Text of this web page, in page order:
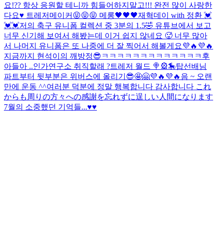
요!?? 항상 응원할 테니까 힘들어하지말고!!! 완전 많이 사랑한
다요♥️ 트레저메이커😝😝😝 메롱🖤🖤🖤재혁데이 with 정환 💓
💓💓저의 축구 유니폼 컬렉션 중 3분의 1.5🤣 유튜브에서 보고
너무 신기해 보여서 해봤는데 이거 쉽지 않네요 🥵 너무 많아
서 나머지 유니폼은 또 나중에 더 잘 찍어서 해볼게요💜🔥💜🔥
지금까지 현석이의 깨방정😎ㅋㅋㅋㅋㅋㅋㅋㅋㅋㅋㅋㅋㅋ후
아들아 ..인가연구소 취직할래 ?트레저 월드 🍭🎡🎠탑선배님
파트부터 뒷부분은 위버스에 올리기😎🤩🤗💜🔥💜🔥 음 ~ 오랜
만에 운동 ^^여러분 덕분에 정말 행복합니다 감사합니다 これ
からも周りの方々への感謝を忘れずに逞しい人間になります
7월의 소중했던 기억들...♥️♥️